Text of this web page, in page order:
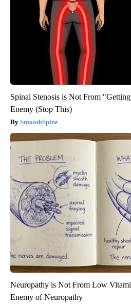
Spinal Stenosis is Not From
Enemy (Stop This)
SmoothSpine
Neuropathy is Not From Low
Enemy of Neuropathy